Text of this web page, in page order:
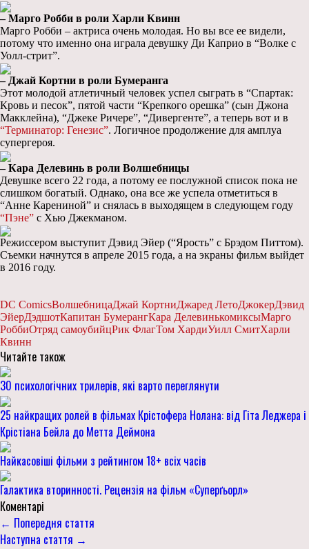
– Марго Робби в роли Харли Квинн
Марго Робби – актриса очень молодая. Но вы все ее видели,
потому что именно она играла девушку Ди Каприо в “Волке с
Уолл-стрит”.
– Джай Кортни в роли Бумеранга
Этот молодой атлетичный человек успел сыграть в “Спартак:
Кровь и песок”, пятой части “Крепкого орешка” (сын Джона
Макклейна), “Джеке Ричере”, “Дивергенте”, а теперь вот и в
“Терминатор: Генезис”. Логичное продолжение для амплуа
супергероя.
– Кара Делевинь в роли Волшебницы
Девушке всего 22 года, а потому ее послужной список пока не
слишком богатый. Однако, она все же успела отметиться в
“Анне Карениной” и снялась в выходящем в следующем году
“Пэне” с Хью Джекманом.
Режиссером выступит Дэвид Эйер (“Ярость” с Брэдом Питтом).
Съемки начнутся в апреле 2015 года, а на экраны фильм выйдет
в 2016 году.
DC ComicsВолшебницаДжай КортниДжаред ЛетоДжокерДэвид
ЭйерДэдшотКапитан БумерангКара ДелевинькомиксыМарго
РоббиОтряд самоубийцРик ФлагТом ХардиУилл СмитХарли
Квинн
Читайте також
30 психологічних трилерів, які варто переглянути
25 найкращих ролей в фільмах Крістофера Нолана: від Гіта Леджера і
Крістіана Бейла до Метта Деймона
Найкасовіші фільми з рейтингом 18+ всіх часів
Галактика вторинності. Рецензія на фільм «Суперґьорл»
Коментарі
← Попередня стаття
Наступна стаття →